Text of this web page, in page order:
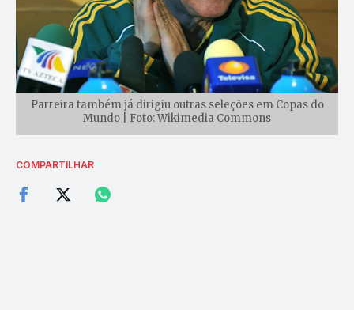
Parreira também já dirigiu outras seleções em Copas do
Mundo | Foto: Wikimedia Commons
COMPARTILHAR